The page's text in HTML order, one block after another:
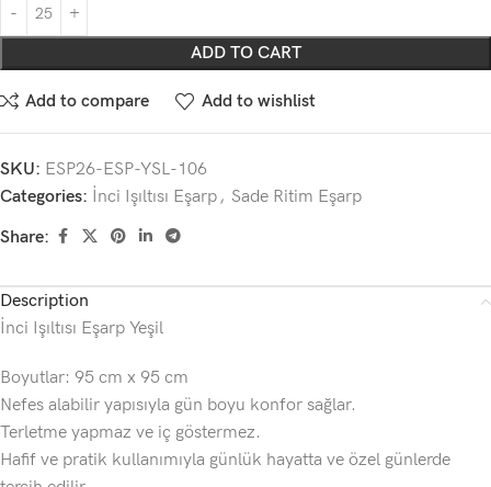
ADD TO CART
Add to compare Add to wishlist
SKU: ESP26-ESP-YSL-106
Categories: İnci Işıltısı Eşarp, Sade Ritim Eşarp
Share:
Description
İnci Işıltısı Eşarp Yeşil
Boyutlar: 95 cm x 95 cm
Nefes alabilir yapısıyla gün boyu konfor sağlar.
Terletme yapmaz ve iç göstermez.
Hafif ve pratik kullanımıyla günlük hayatta ve özel günlerde